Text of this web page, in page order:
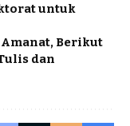
untuk
Amanat, Berikut
dan